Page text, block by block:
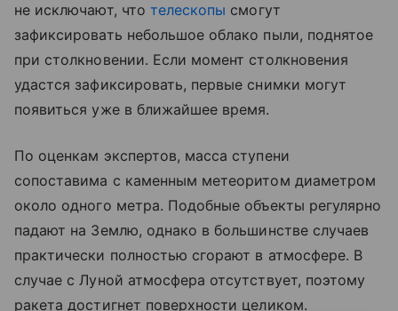
не исключают, что телескопы смогут
зафиксировать небольшое облако пыли, поднятое
при столкновении. Если момент столкновения
удастся зафиксировать, первые снимки могут
появиться уже в ближайшее время.
По оценкам экспертов, масса ступени
сопоставима с каменным метеоритом диаметром
около одного метра. Подобные объекты регулярно
падают на Землю, однако в большинстве случаев
практически полностью сгорают в атмосфере. В
случае с Луной атмосфера отсутствует, поэтому
ракета достигнет поверхности целиком.